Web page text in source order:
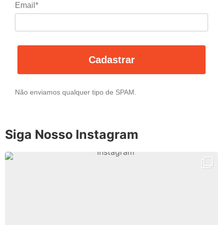
Email*
Cadastrar
Não enviamos qualquer tipo de SPAM.
Siga Nosso Instagram